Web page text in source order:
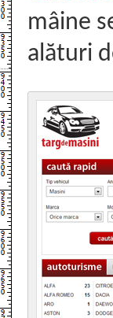
mâine
alături